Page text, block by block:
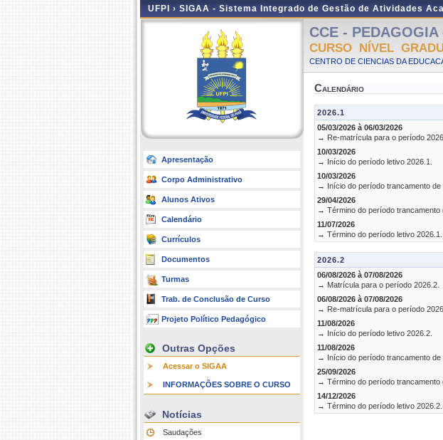
UFPI › SIGAA - Sistema Integrado de Gestão de Atividades
Apresentação
Corpo Administrativo
Alunos Ativos
Calendário
Currículos
Documentos
Turmas
Trab. de Conclusão de Curso
Projeto Político Pedagógico
Outras Opções
Acessar o SIGAA
INFORMAÇÕES SOBRE O CURSO
Notícias
Saudações
CCE -
CURSO NÍVEL
CENTRO DE CIENCIAS DA
Calendário
2026.1
05/03/2026 à 06/03/2026
→ Re-matrícula para o período
10/03/2026
→ Início do período letivo 2026.1.
10/03/2026
→ Início do período trancamento de
29/04/2026
→ Término do período trancamento
11/07/2026
→ Término do período letivo 2026.1.
2026.2
06/08/2026 à 07/08/2026
→ Matrícula para o período 2026.2.
06/08/2026 à 07/08/2026
→ Re-matrícula para o período
11/08/2026
→ Início do período letivo 2026.2.
11/08/2026
→ Início do período trancamento de
25/09/2026
→ Término do período trancamento
14/12/2026
→ Término do período letivo 2026.2.